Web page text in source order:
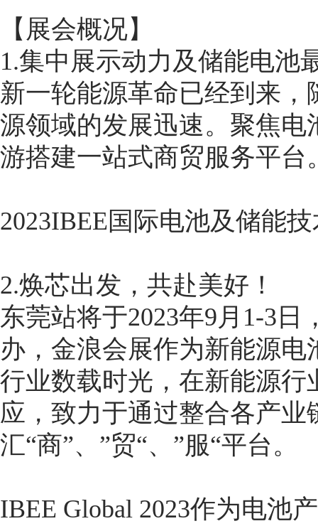
【展会概况】
1.集中展示动力及储能电池
新一轮能源革命已经到来，
源领域的发展迅速。聚焦
游搭建一站式商贸服务平台
2023IBEE国际电池及储能
2.焕芯出发，共赴美好！
东莞站将于2023年9月1-3
办，金浪会展作为新能源
行业数载时光，在新能源
应，致力于通过整合各产
汇“商”、”贸“、”服“平台。
IBEE Global 2023作为电池